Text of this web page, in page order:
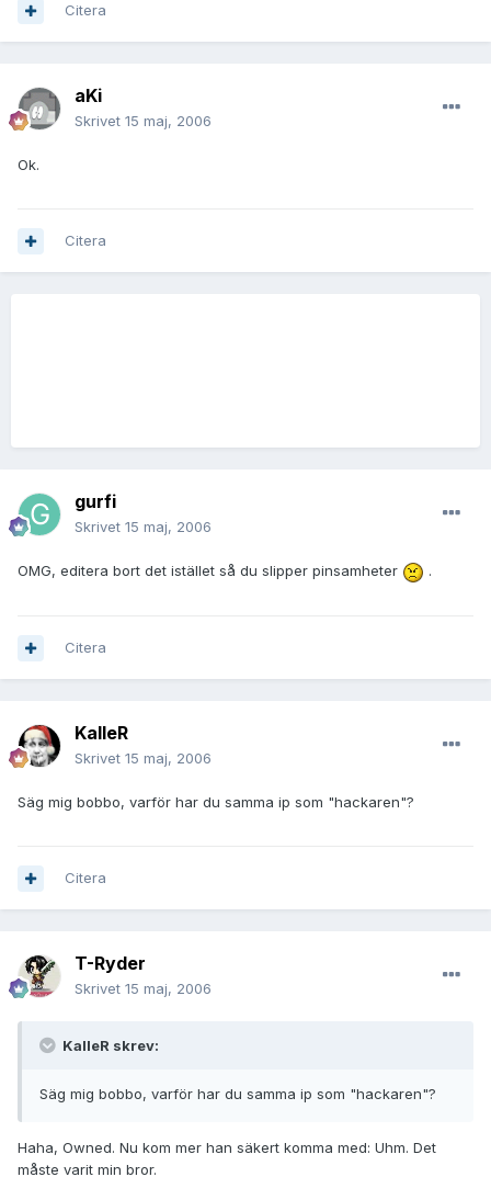
Citera
aKi
Skrivet 15 maj, 2006
Ok.
Citera
gurfi
Skrivet 15 maj, 2006
OMG, editera bort det istället så du slipper pinsamheter .
Citera
KalleR
Skrivet 15 maj, 2006
Säg mig bobbo, varför har du samma ip som "hackaren"?
Citera
T-Ryder
Skrivet 15 maj, 2006
KalleR skrev:
Säg mig bobbo, varför har du samma ip som "hackaren"?
Haha, Owned. Nu kom mer han säkert komma med: Uhm. Det
måste varit min bror.